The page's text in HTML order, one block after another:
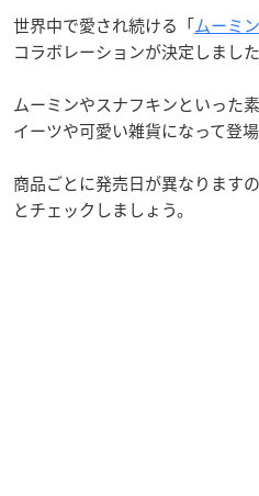
世界中で愛され続ける「ムーミン
コラボレーションが決定しました
ムーミンやスナフキンといった
イーツや可愛い雑貨になって登場
商品ごとに発売日が異なります
とチェックしましょう。